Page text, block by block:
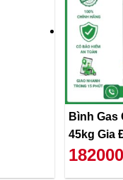
Bình Gas
45kg Gia